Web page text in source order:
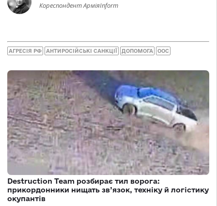
Кореспондент АрміяInform
АГРЕСІЯ РФ АНТИРОСІЙСЬКІ САНКЦІЇ ДОПОМОГА ООС
Destruction Team розбирає тил ворога:
прикордонники нищать зв’язок, техніку й логістику
окупантів